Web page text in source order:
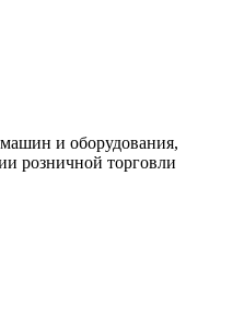
и оборудования,
розничной торговли